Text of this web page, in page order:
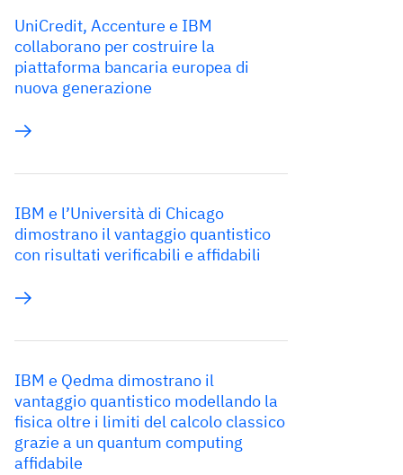
UniCredit, Accenture e IBM
collaborano per costruire la
piattaforma bancaria europea di
nuova generazione
IBM e l’Università di Chicago
dimostrano il vantaggio quantistico
con risultati verificabili e affidabili
IBM e Qedma dimostrano il
vantaggio quantistico modellando la
fisica oltre i limiti del calcolo classico
grazie a un quantum computing
affidabile